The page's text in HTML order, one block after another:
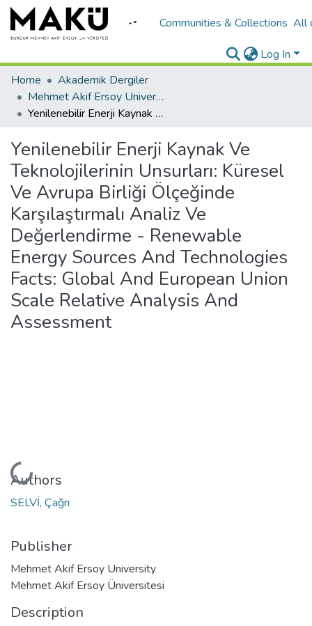
Communities & Collections All
Log In
Home
Akademik Dergiler
Mehmet Akif Ersoy University Journal of Social Sciences Institute
Yenilenebilir Enerji Kaynak Ve Teknolojilerinin Unsurları: Küresel Ve Avrupa Birliği Ölçeğinde Karşılaştırmalı Analiz Ve Değerlendirme - Renewable Energy Sources And Technologies Facts: Global And European Union Scale Relative Analysis And Assessment
Yenilenebilir Enerji Kaynak Ve
Teknolojilerinin Unsurları: Küresel
Ve Avrupa Birliği Ölçeğinde
Karşılaştırmalı Analiz Ve
Değerlendirme - Renewable
Energy Sources And Technologies
Facts: Global And European Union
Scale Relative Analysis And
Assessment
Loading...
Authors
SELVİ, Çağrı
Publisher
Mehmet Akif Ersoy University
Mehmet Akif Ersoy Üniversitesi
Description